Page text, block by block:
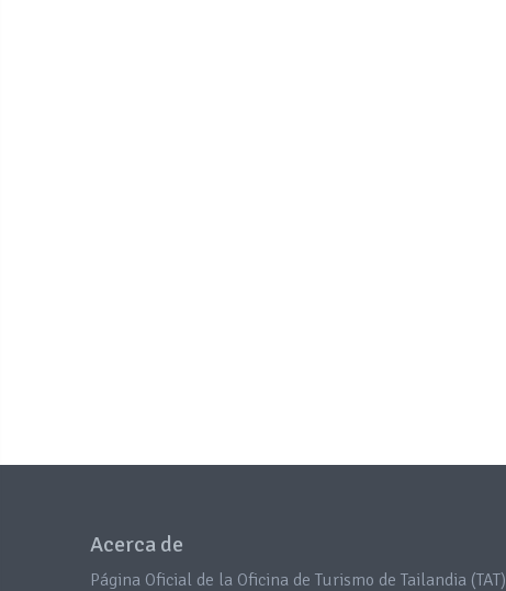
Acerca de
Página Oficial de la Oficina de Turismo de Tailandia (TAT)